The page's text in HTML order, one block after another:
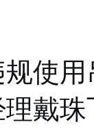
使
理戴